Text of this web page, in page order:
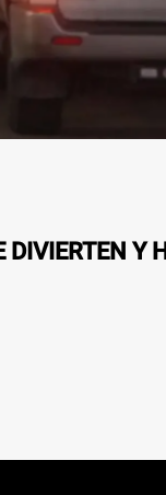
DIVIERTEN Y